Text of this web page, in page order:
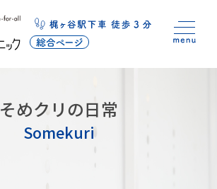
そめクリの日常
Somekuri